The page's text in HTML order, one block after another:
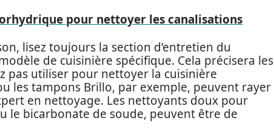
pour nettoyer les canalisations
lisez toujours la section d’entretien du
de cuisinière spécifique. Cela précisera les
pas utiliser pour nettoyer la cuisinière
les tampons Brillo, par exemple, peuvent rayer
en nettoyage. Les nettoyants doux pour
le bicarbonate de soude, peuvent être de